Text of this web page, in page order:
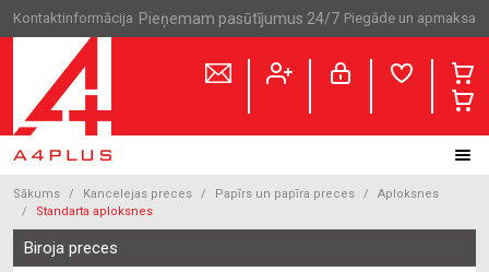
Kontaktinformācija Pieņemam pasūtījumus 24/7 Piegāde un apmaksa
Sākums Kancelejas preces Papīrs un papīra preces
Aploksnes
Standarta aploksnes
Biroja preces